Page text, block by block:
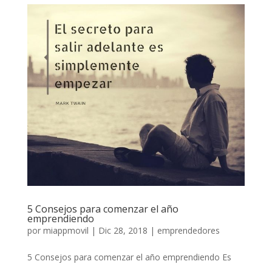
5 Consejos para comenzar el año
emprendiendo
por miappmovil | Dic 28, 2018 | emprendedores
5 Consejos para comenzar el año emprendiendo Es